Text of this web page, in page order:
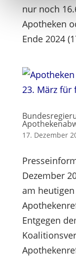
nur noch
Apotheken
Ende 2024
17. Dezember
Dezember
am heutigen
Entgegen